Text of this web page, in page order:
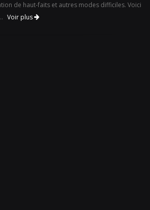
de haut-faits et autres modes difficiles. Voici
Voir plus